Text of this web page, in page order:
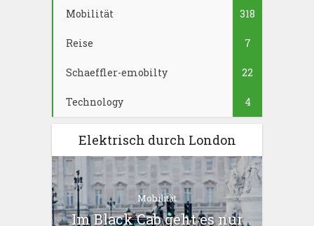
Mobilität 318
Reise 7
Schaeffler-emobilty 22
Technology 4
Elektrisch durch London
Mobilität
Im Black Cab geht es nur